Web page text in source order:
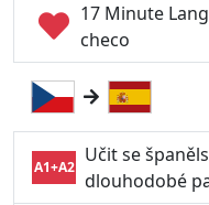
17 Minute
checo
A1+A2
Učit se
dlouhodobé